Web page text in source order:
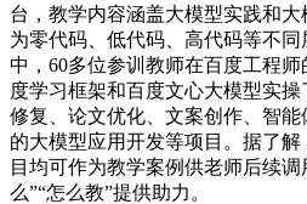
台，教学内容涵盖大模型实践和
为零代码、低代码、高代码等不同
中，60多位参训教师在百度工程
度学习框架和百度文心大模型实
修复、论文优化、文案创作、智
的大模型应用开发等项目。据了
目均可作为教学案例供老师后续
么”“怎么教”提供助力。